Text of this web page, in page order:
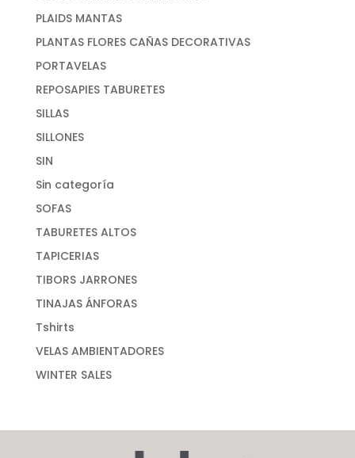
PLAIDS MANTAS
PLANTAS FLORES CAÑAS DECORATIVAS
PORTAVELAS
REPOSAPIES TABURETES
SILLAS
SILLONES
SIN
Sin categoría
SOFAS
TABURETES ALTOS
TAPICERIAS
TIBORS JARRONES
TINAJAS ÁNFORAS
Tshirts
VELAS AMBIENTADORES
WINTER SALES